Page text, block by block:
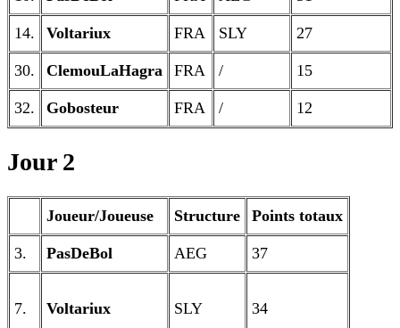
14. Voltariux FRA SLY 27
30. ClemouLaHagra FRA / 15
32. Gobosteur FRA / 12
Jour 2
Joueur/Joueuse Structure Points totaux
3. PasDeBol AEG 37
7. Voltariux SLY 34